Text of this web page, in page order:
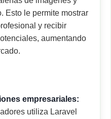
Esto le permite mostrar
y recibir
aumentando
empresariales:
utiliza Laravel